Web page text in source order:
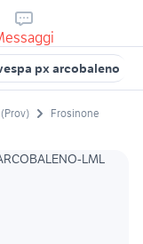
px arcobaleno
Frosinone